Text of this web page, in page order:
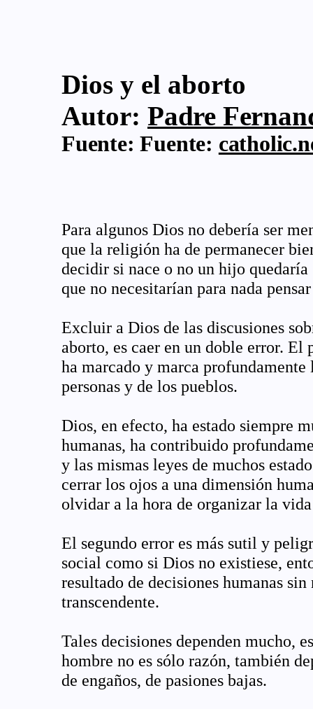
Dios y el aborto
Autor: Padre
Fuente: Fuente:
Para algunos Dios no debería ser
que la religión ha de permanecer
decidir si nace o no un hijo quedaría
que no necesitarían para nada
Excluir a Dios de las discusiones
aborto, es caer en un doble error. El
ha marcado y marca
personas y de los pueblos.
Dios, en efecto, ha estado siempre
humanas, ha contribuido
y las mismas leyes de muchos
cerrar los ojos a una dimensión
olvidar a la hora de organizar la
El segundo error es más sutil y
social como si Dios no existiese,
resultado de decisiones humanas
transcendente.
Tales decisiones dependen mucho,
hombre no es sólo razón, también
de engaños, de pasiones bajas.